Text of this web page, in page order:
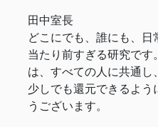
田中室長
どこにでも、誰にも、日
当たり前すぎる研究で
は、すべての人に共通し
少しでも還元できるよう
うございます。